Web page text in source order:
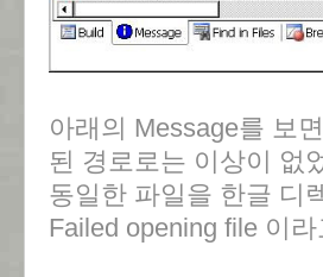
아래의 Message를 보
된 경로로는 이상이 없
동일한 파일을 한글 디
Failed opening file 이